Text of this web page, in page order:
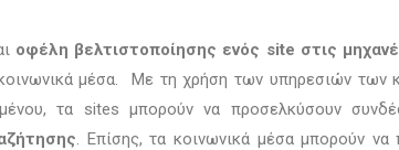
οφέλη βελτιστοποίησης ενός site στις
κοινωνικά μέσα. Με τη χρήση των υπηρεσιών των
τα sites μπορούν να προσελκύσουν
. Επίσης, τα κοινωνικά μέσα μπορούν να